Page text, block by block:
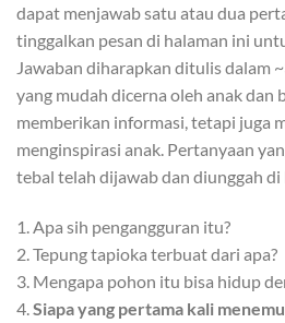
dapat menjawab satu atau dua
tinggalkan pesan di halaman ini
Jawaban diharapkan ditulis dalam
yang mudah dicerna oleh anak dan
memberikan informasi, tetapi juga
menginspirasi anak. Pertanyaan
tebal telah dijawab dan diunggah di
1. Apa sih pengangguran itu?
2. Tepung tapioka terbuat dari apa?
3. Mengapa pohon itu bisa hidup
4. Siapa yang pertama kali